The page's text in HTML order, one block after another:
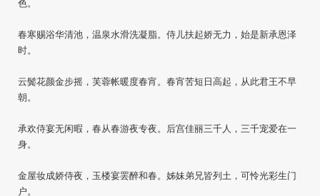
色。
春寒赐浴华清池，温泉水滑洗凝脂。侍儿扶起娇无力，始是新承恩泽
时。
云鬓花颜金步摇，芙蓉帐暖度春宵。春宵苦短日高起，从此君王不早
朝。
承欢侍宴无闲暇，春从春游夜专夜。后宫佳丽三千人，三千宠爱在一
身。
金屋妆成娇侍夜，玉楼宴罢醉和春。姊妹弟兄皆列土，可怜光彩生门
户。